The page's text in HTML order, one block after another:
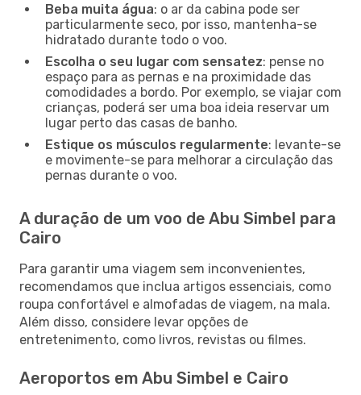
Beba muita água: o ar da cabina pode ser
particularmente seco, por isso, mantenha-se
hidratado durante todo o voo.
Escolha o seu lugar com sensatez: pense no
espaço para as pernas e na proximidade das
comodidades a bordo. Por exemplo, se viajar com
crianças, poderá ser uma boa ideia reservar um
lugar perto das casas de banho.
Estique os músculos regularmente: levante-se
e movimente-se para melhorar a circulação das
pernas durante o voo.
A duração de um voo de Abu Simbel para
Cairo
Para garantir uma viagem sem inconvenientes,
recomendamos que inclua artigos essenciais, como
roupa confortável e almofadas de viagem, na mala.
Além disso, considere levar opções de
entretenimento, como livros, revistas ou filmes.
Aeroportos em Abu Simbel e Cairo